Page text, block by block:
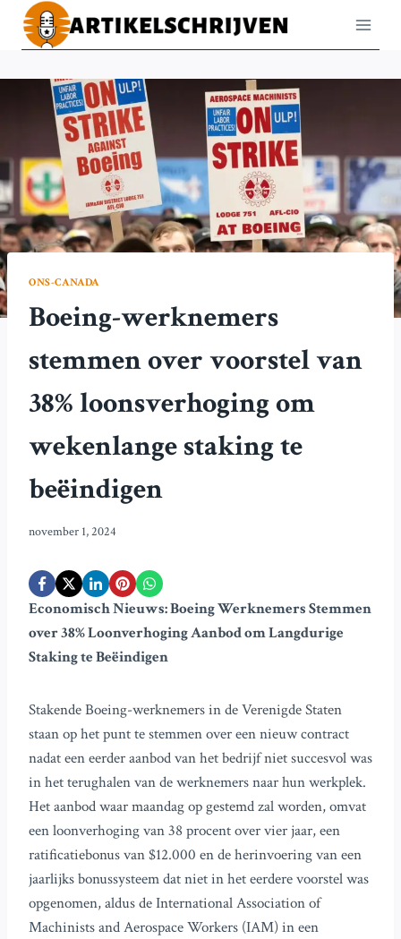
Doorgaan
naar
ONS-CANADA
Boeing-werknemers
stemmen over voorstel van
38% loonsverhoging om
wekenlange staking te
beëindigen
november 1, 2024
Economisch Nieuws: Boeing Werknemers Stemmen
over 38% Loonverhoging Aanbod om Langdurige
Staking te Beëindigen
Stakende Boeing-werknemers in de Verenigde Staten
staan op het punt te stemmen over een nieuw contract
nadat een eerder aanbod van het bedrijf niet succesvol was
in het terughalen van de werknemers naar hun werkplek.
Het aanbod waar maandag op gestemd zal worden, omvat
een loonverhoging van 38 procent over vier jaar, een
ratificatiebonus van $12.000 en de herinvoering van een
jaarlijks bonussysteem dat niet in het eerdere voorstel was
opgenomen, aldus de International Association of
Machinists and Aerospace Workers (IAM) in een